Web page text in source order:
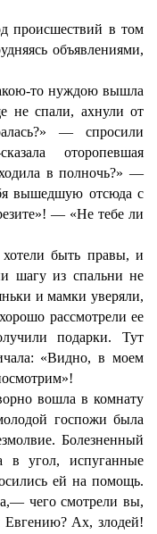
происшествий в том
объявлениями,
то нуждою вышла
не спали, ахнули от
— спросили
оторопевшая
в полночь?» —
вышедшую отсюда с
— «Не тебе ли
быть правы, и
шагу из спальни не
и мамки уверяли,
рассмотрели ее
подарки. Тут
«Видно, в моем
вошла в комнату
госпожи была
Болезненный
в угол, испуганные
ей на помощь.
чего смотрели вы,
Ах, злодей!